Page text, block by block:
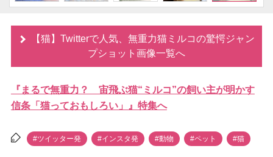
【猫】Twitterで人気、無重力猫ミルコの驚愕ジャン
プショット画像一覧へ
『まるで無重力？ 宙飛ぶ猫“ミルコ”の飼い主が明かす
信条「猫っておもしろい」』特集へ
#ツイッター発 #インスタ発 #動物 #ペット #猫